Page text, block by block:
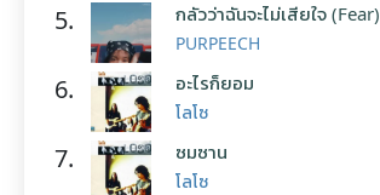
5. กลัวว่าฉันจะไม่เสียใจ (Fear)
PURPEECH
6. อะไรก็ยอม
โลโซ
7. ซมซาน
โลโซ